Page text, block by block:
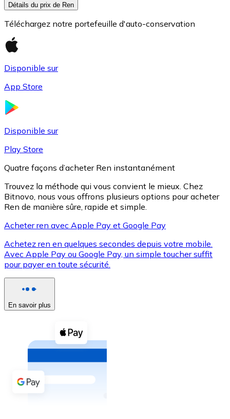
XRP
XRP
Voir toutes
Coupons crypto
Achetez des cryptomonnaies en espèces et d'autres
Acheter avec espèces
Virement SEPA
Détails du prix de Ren
Téléchargez notre portefeuille d'auto-conservation
Disponible sur
App Store
Disponible sur
Play Store
Quatre façons d’acheter Ren instantanément
Trouvez la méthode qui vous convient le mieux. Chez
Bitnovo, nous vous offrons plusieurs options pour acheter
Ren de manière sûre, rapide et simple.
Acheter ren avec Apple Pay et Google Pay
Achetez ren en quelques secondes depuis votre mobile.
Avec Apple Pay ou Google Pay, un simple toucher suffit
pour payer en toute sécurité.
En savoir plus